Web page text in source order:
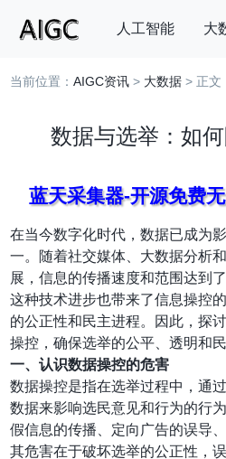
人工智能 大
搜索
当前位置：AIGC资讯 > 大数据 > 正文
数据与选举：如
蓝天采集器-开源免费
在当今数字化时代，数据已成为
一。随着社交媒体、大数据分析
展，信息的传播速度和范围达到
这种技术进步也带来了信息操控
的公正性和民主进程。因此，探
操控，确保选举的公平、透明和
一、认识数据操控的危害
数据操控是指在选举过程中，通
数据来影响选民意见和行为的行
假信息的传播、定向广告的误导
其危害在于破坏选举的公正性，